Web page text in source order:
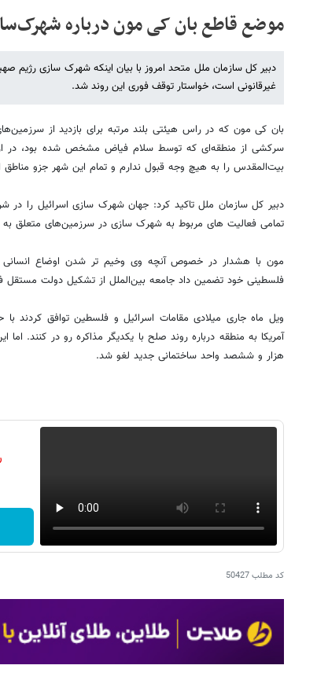
موضع قاطع بان کی مون درباره
دبیر کل سازمان ملل متحد امروز با بیان اینکه شهرک سازی رژیم
غیرقانونی است، خواستار توقف فوری این روند شد.
بان کی مون که در راس هیئتی بلند مرتبه برای بازدید از
سرکشی از منطقه‌ای که توسط سلام فیاض مشخص شده بود، در
بیت‌المقدس را به هیچ وجه قبول ندارم و تمام این شهر جزو
دبیر کل سازمان ملل تاکید کرد: جهان شهرک سازی اسرائیل را
تمامی فعالیت ‌های مربوط به شهرک سازی در سرزمین‌های متعلق
مون با هشدار در خصوص آنچه وی وخیم تر شدن اوضاع انسانی
فلسطینی خود تضمین داد جامعه بین‌الملل از تشکیل دولت مستقل
ویل ماه جاری میلادی مقامات اسرائیل و فلسطین توافق کردند
آمریکا به منطقه درباره روند صلح با یکدیگر مذاکره رو در کنند.
هزار و ششصد واحد ساختمانی جدید لغو شد.
کد مطلب50427